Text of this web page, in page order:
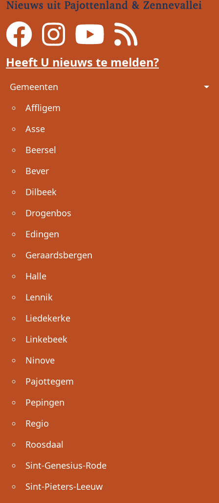
Heeft U nieuws te melden?
Voet
Gemeenten
Affligem
Asse
Beersel
Bever
Dilbeek
Drogenbos
Edingen
Geraardsbergen
Halle
Lennik
Liedekerke
Linkebeek
Ninove
Pajottegem
Pepingen
Regio
Roosdaal
Sint-Genesius-Rode
Sint-Pieters-Leeuw